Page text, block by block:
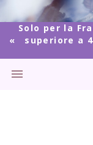
Solo per la
superiore a
